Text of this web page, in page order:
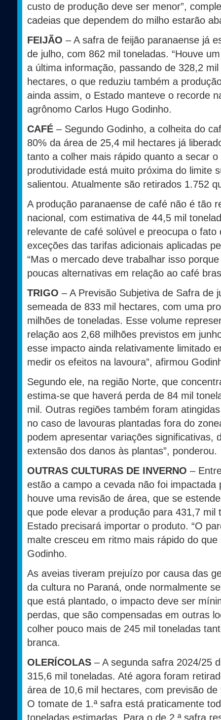
custo de produção deve ser menor”,
cadeias que dependem do milho estarão
FEIJÃO – A safra de feijão paranaense já
de julho, com 862 mil toneladas. “Houve
a última informação, passando de 328,2
hectares, o que reduziu também a
ainda assim, o Estado manteve o recorde
agrônomo Carlos Hugo Godinho.
CAFÉ – Segundo Godinho, a colheita do
80% da área de 25,4 mil hectares já
tanto a colher mais rápido quanto a secar
produtividade está muito próxima do limite
salientou. Atualmente são retirados 1.752
A produção paranaense de café não é tão
nacional, com estimativa de 44,5 mil
relevante de café solúvel e preocupa o
exceções das tarifas adicionais aplicadas
“Mas o mercado deve trabalhar isso
poucas alternativas em relação ao café
TRIGO – A Previsão Subjetiva de Safra de
semeada de 833 mil hectares, com uma
milhões de toneladas. Esse volume
relação aos 2,68 milhões previstos em
esse impacto ainda relativamente limitado
medir os efeitos na lavoura”, afirmou
Segundo ele, na região Norte, que
estima-se que haverá perda de 84 mil
mil. Outras regiões também foram
no caso de lavouras plantadas fora do
podem apresentar variações significativas,
extensão dos danos às plantas”, ponderou.
OUTRAS CULTURAS DE INVERNO –
estão a campo a cevada não foi impactada
houve uma revisão de área, que se
que pode elevar a produção para 431,7 mil
Estado precisará importar o produto. “O
malte cresceu em ritmo mais rápido do
Godinho.
As aveias tiveram prejuízo por causa das
da cultura no Paraná, onde normalmente
que está plantado, o impacto deve ser
perdas, que são compensadas em outras
colher pouco mais de 245 mil toneladas
branca.
OLERÍCOLAS – A segunda safra 2024/25
315,6 mil toneladas. Até agora foram
área de 10,6 mil hectares, com previsão
O tomate de 1.ª safra está praticamente
toneladas estimadas. Para o de 2.ª safra